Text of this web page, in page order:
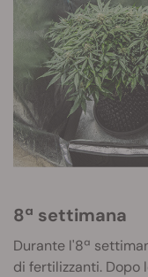
8ª settimana
Durante l'8ª
di fertilizzanti. Dopo